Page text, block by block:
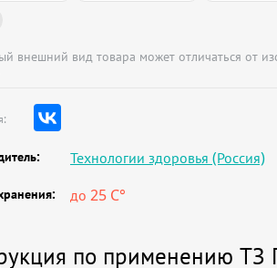
внешний вид товара может отличаться от
Технологии здоровья (Россия)
до 25 C°
по применению ТЗ